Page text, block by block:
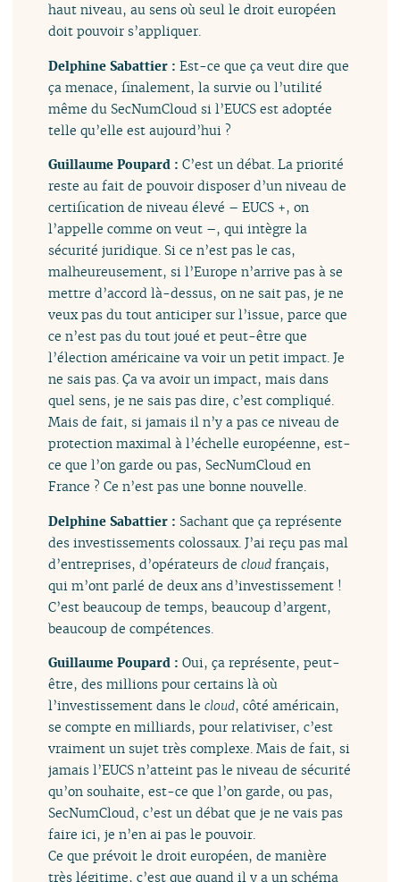
haut niveau, au sens où seul le droit européen
doit pouvoir s’appliquer.
Delphine Sabattier :Est-ce que ça veut dire que
ça menace, finalement, la survie ou l’utilité
même du SecNumCloud si l’EUCS est adoptée
telle qu’elle est aujourd’hui ?
Guillaume Poupard :C’est un débat. La priorité
reste au fait de pouvoir disposer d’un niveau de
certification de niveau élevé – EUCS +, on
l’appelle comme on veut –, qui intègre la
sécurité juridique. Si ce n’est pas le cas,
malheureusement, si l’Europe n’arrive pas à se
mettre d’accord là-dessus, on ne sait pas, je ne
veux pas du tout anticiper sur l’issue, parce que
ce n’est pas du tout joué et peut-être que
l’élection américaine va voir un petit impact. Je
ne sais pas. Ça va avoir un impact, mais dans
quel sens, je ne sais pas dire, c’est compliqué.
Mais de fait, si jamais il n’y a pas ce niveau de
protection maximal à l’échelle européenne, est-
ce que l’on garde ou pas, SecNumCloud en
France ? Ce n’est pas une bonne nouvelle.
Delphine Sabattier : Sachant que ça représente
des investissements colossaux. J’ai reçu pas mal
d’entreprises, d’opérateurs decloud français,
qui m’ont parlé de deux ans d’investissement !
C’est beaucoup de temps, beaucoup d’argent,
beaucoup de compétences.
Guillaume Poupard :Oui, ça représente, peut-
être, des millions pour certains là où
l’investissement dans lecloud, côté américain,
se compte en milliards, pour relativiser, c’est
vraiment un sujet très complexe. Mais de fait, si
jamais l’EUCS n’atteint pas le niveau de sécurité
qu’on souhaite, est-ce que l’on garde, ou pas,
SecNumCloud, c’est un débat que je ne vais pas
faire ici, je n’en ai pas le pouvoir.
Ce que prévoit le droit européen, de manière
très légitime, c’est que quand il y a un schéma